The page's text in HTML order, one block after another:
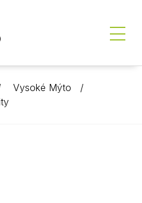
Vysoké Mýto